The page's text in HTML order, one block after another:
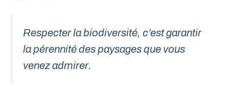
Respecter la biodiversité, c’est garantir
la pérennité des paysages que vous
venez admirer.